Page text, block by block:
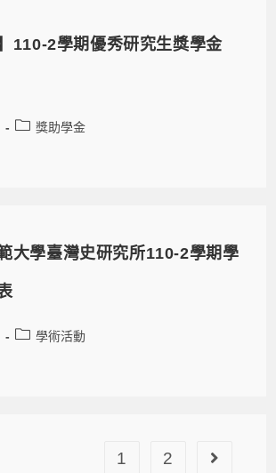
110-2學期優秀研究生獎學金
獎助學金
大學臺灣史研究所110-2學期學
學術活動
1 2